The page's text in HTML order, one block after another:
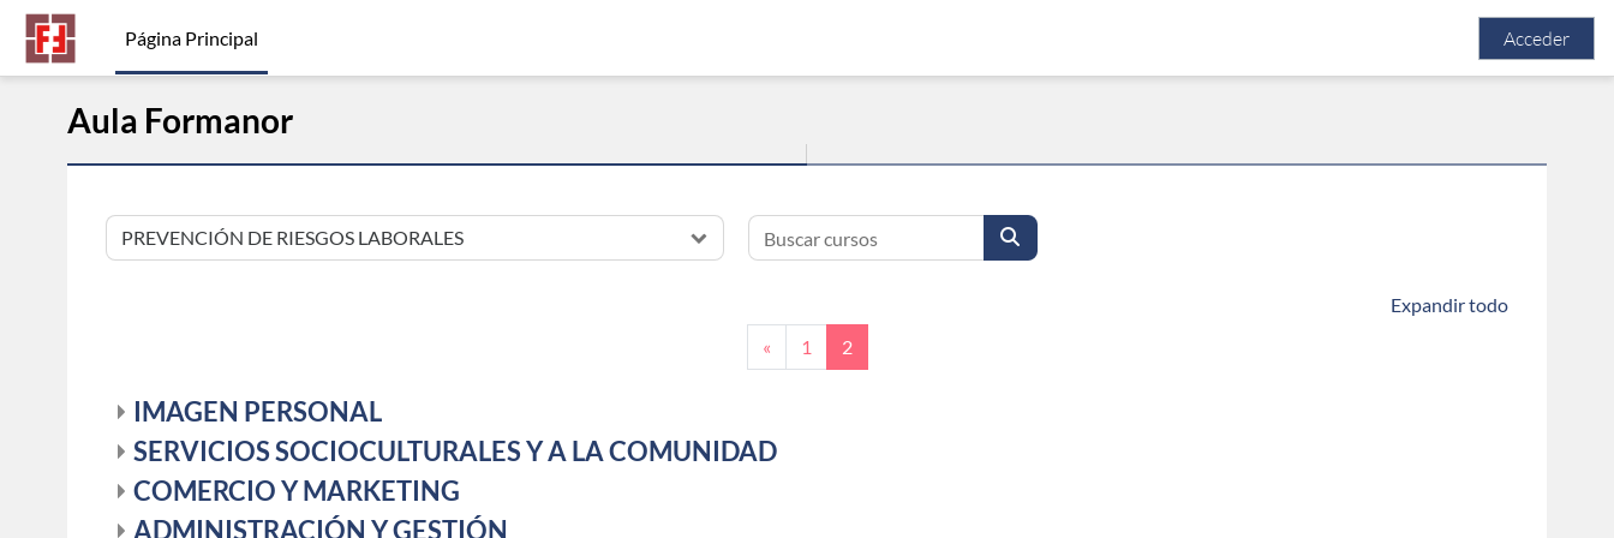
Salta al contenido principal
Página Principal
Acceder
Aula Formanor
Categorías
Buscar cursos Buscar cursos
Expandir todo
«Página anterior
1 Página 1
2Página 2
IMAGEN PERSONAL
SERVICIOS SOCIOCULTURALES Y A LA COMUNIDAD
COMERCIO Y MARKETING
ADMINISTRACIÓN Y GESTIÓN